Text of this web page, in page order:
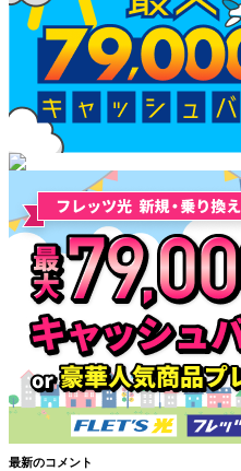
最新のコメント